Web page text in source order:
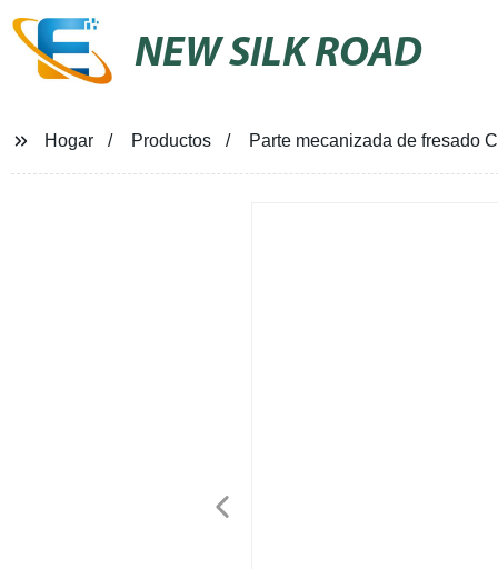
NEW SILK ROAD
Hogar Productos Parte mecanizada de fresado